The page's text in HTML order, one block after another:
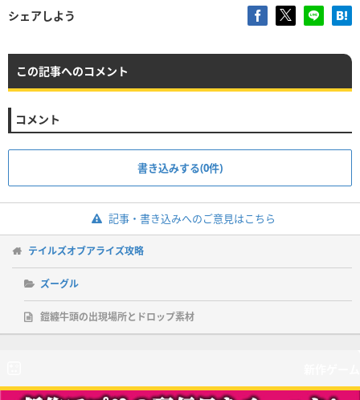
シェアしよう
この記事へのコメント
コメント
書き込みする(0件)
記事・書き込みへのご意見はこちら
テイルズオブアライズ攻略
ズーグル
鎧纏牛頭の出現場所とドロップ素材